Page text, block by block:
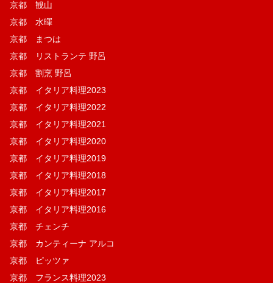
京都 観山
京都 水暉
京都 まつは
京都 リストランテ 野呂
京都 割烹 野呂
京都 イタリア料理2023
京都 イタリア料理2022
京都 イタリア料理2021
京都 イタリア料理2020
京都 イタリア料理2019
京都 イタリア料理2018
京都 イタリア料理2017
京都 イタリア料理2016
京都 チェンチ
京都 カンティーナ アルコ
京都 ピッツァ
京都 フランス料理2023